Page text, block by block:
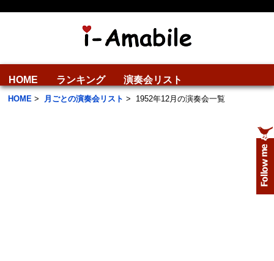
HOME ランキング 演奏会リスト
HOME > 月ごとの演奏会リスト > 1952年12月の演奏会一覧